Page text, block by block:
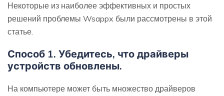
Некоторые из наиболее эффективных и простых
решений проблемы Wsappx были рассмотрены в этой
статье.
Способ 1. Убедитесь, что драйверы
устройств обновлены.
На компьютере может быть множество драйверов